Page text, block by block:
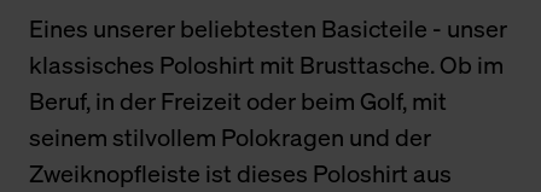
Eines unserer beliebtesten Basicteile - unser
klassisches Poloshirt mit Brusttasche. Ob im
Beruf, in der Freizeit oder beim Golf, mit
seinem stilvollem Polokragen und der
Zweiknopfleiste ist dieses Poloshirt aus